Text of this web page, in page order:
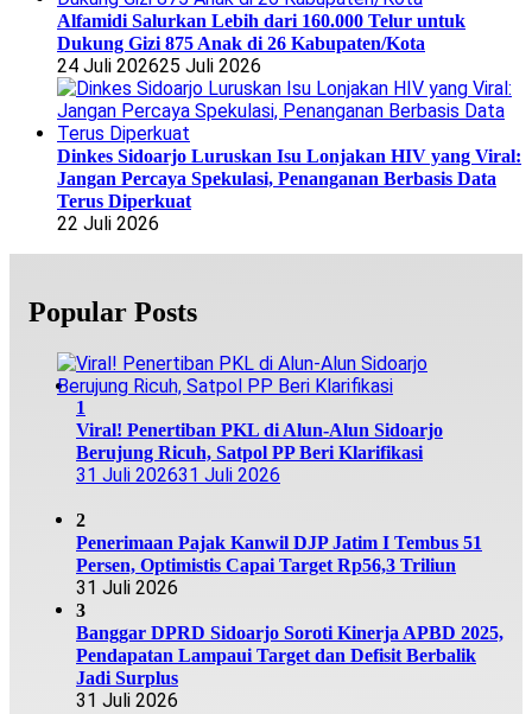
Alfamidi Salurkan Lebih dari 160.000 Telur untuk
Dukung Gizi 875 Anak di 26 Kabupaten/Kota
24 Juli 202625 Juli 2026
Dinkes Sidoarjo Luruskan Isu Lonjakan HIV yang Viral:
Jangan Percaya Spekulasi, Penanganan Berbasis Data
Terus Diperkuat
22 Juli 2026
Popular Posts
1
Viral! Penertiban PKL di Alun-Alun Sidoarjo
Berujung Ricuh, Satpol PP Beri Klarifikasi
31 Juli 202631 Juli 2026
2
Penerimaan Pajak Kanwil DJP Jatim I Tembus 51
Persen, Optimistis Capai Target Rp56,3 Triliun
31 Juli 2026
3
Banggar DPRD Sidoarjo Soroti Kinerja APBD 2025,
Pendapatan Lampaui Target dan Defisit Berbalik
Jadi Surplus
31 Juli 2026